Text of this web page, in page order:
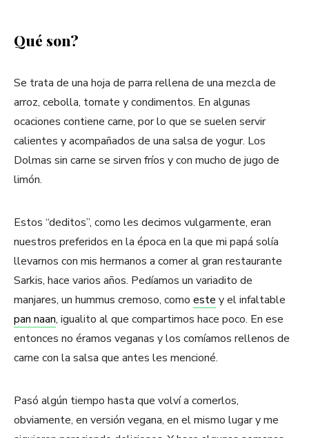
Qué son?
Se trata de una hoja de parra rellena de una mezcla de
arroz, cebolla, tomate y condimentos. En algunas
ocaciones contiene carne, por lo que se suelen servir
calientes y acompañados de una salsa de yogur. Los
Dolmas sin carne se sirven fríos y con mucho de jugo de
limón.
Estos “deditos”, como les decimos vulgarmente, eran
nuestros preferidos en la época en la que mi papá solía
llevarnos con mis hermanos a comer al gran restaurante
Sarkis, hace varios años. Pedíamos un variadito de
manjares, un hummus cremoso, como este y el infaltable
pan naan, igualito al que compartimos hace poco. En ese
entonces no éramos veganas y los comíamos rellenos de
carne con la salsa que antes les mencioné.
Pasó algún tiempo hasta que volví a comerlos,
obviamente, en versión vegana, en el mismo lugar y me